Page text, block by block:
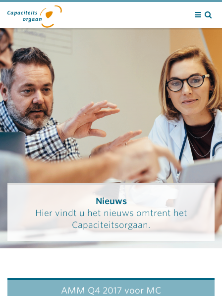
Nieuws
Hier vindt u het nieuws omtrent het
Capaciteitsorgaan.
AMM Q4 2017 voor MC